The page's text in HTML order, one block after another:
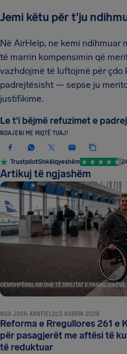
Jemi këtu për t'ju
Në AirHelp, ne kemi ndihmuar
të marrin kompensimin që
vazhdojmë të luftojmë për çdo
padrejtësisht — sepse ju
justifikime.
Le t'i bëjmë refuzimet e
NDAJENI ME MIQTË TUAJ!
TrustpilotShkëlqyeshëm
Artikuj të ngjashëm
DËMSHPËRBLIMI DHE TË DREJTAT E PASAGJERËVE
NGA JOSH ARNFIELD15 KORRIK 2026
Reforma e Rregullores 261 e
për pasagjerët me aftësi të
të reduktuar
DËMSHPËRBLIMI DHE TË DREJTAT E PASAGJERËVE